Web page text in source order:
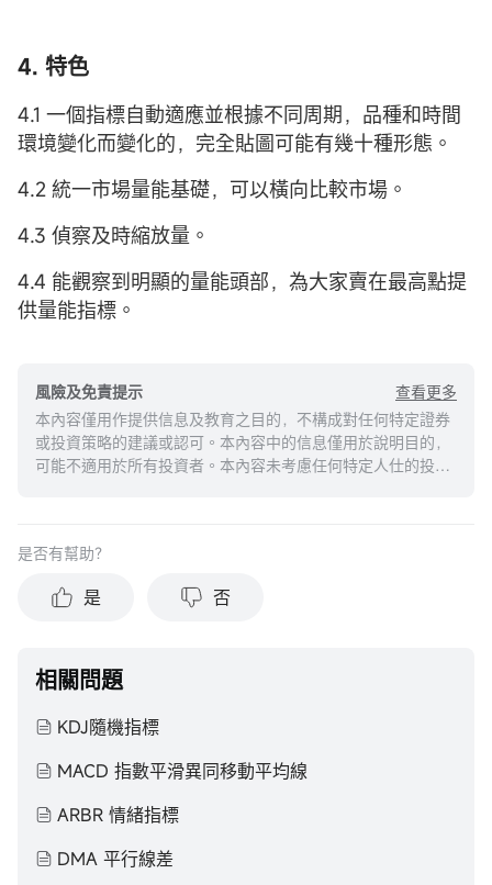
4. 特色
4.1 一個指標自動適應並根據不同周期，品種和時間
環境變化而變化的，完全貼圖可能有幾十種形態。
4.2 統一市場量能基礎，可以橫向比較市場。
4.3 偵察及時縮放量。
4.4 能觀察到明顯的量能頭部，為大家賣在最高點提
供量能指標。
風險及免責提示
查看更多
本內容僅用作提供信息及教育之目的，不構成對任何特定證券
或投資策略的建議或認可。本內容中的信息僅用於說明目的，
可能不適用於所有投資者。本內容未考慮任何特定人仕的投資
結果。投資涉及風險和損失本金的可能性。moomoo對上述內
任何陳述或保證。
是否有幫助？
是 否
相關問題
KDJ隨機指標
MACD 指數平滑異同移動平均線
ARBR 情緒指標
DMA 平行線差